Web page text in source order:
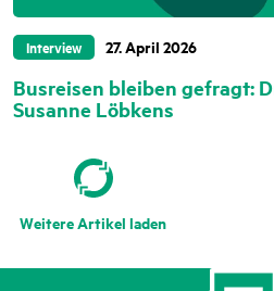
Interview 27. April 2026
Busreisen bleiben gefragt:
Susanne Löbkens
Weitere Artikel laden